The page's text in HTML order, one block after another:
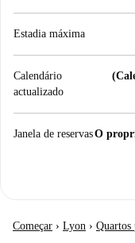
Estadia máxima
Calendário
actualizado
Janela de reservasO
Começar › Lyon › Quartos